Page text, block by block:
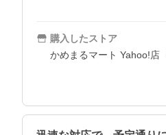
購入したストア
かめまるマート Yahoo!店